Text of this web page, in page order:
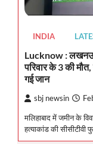
INDIA
Lucknow : लखनऊ
परिवार के 3 की
गई जान
sbj newsin
मलिहाबाद में जमीन के
हत्याकांड की